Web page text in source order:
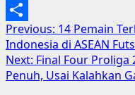
Email
Share
Post
navigation
Previous: 14 Pemain
Indonesia di ASEAN
Next: Final Four Proliga
Penuh, Usai Kalahkan